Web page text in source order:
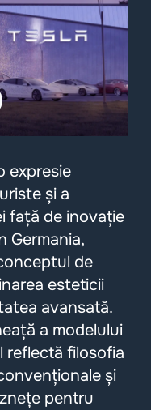
expresie
și a
față de inovație
Germania,
de
esteticii
avansată.
a modelului
filosofia
și
pentru